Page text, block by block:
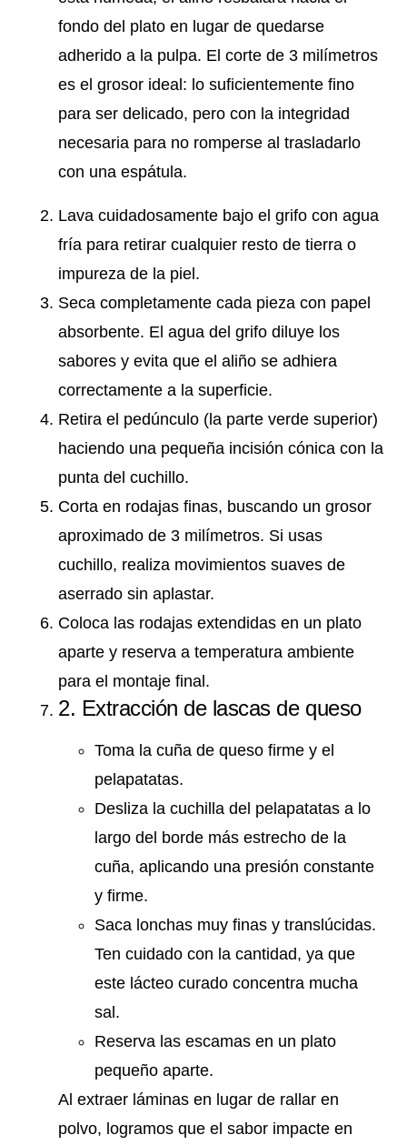
fondo del plato en lugar de quedarse
adherido a la pulpa. El corte de 3 milímetros
es el grosor ideal: lo suficientemente fino
para ser delicado, pero con la integridad
necesaria para no romperse al trasladarlo
con una espátula.
Lava cuidadosamente bajo el grifo con agua
fría para retirar cualquier resto de tierra o
impureza de la piel.
Seca completamente cada pieza con papel
absorbente. El agua del grifo diluye los
sabores y evita que el aliño se adhiera
correctamente a la superficie.
Retira el pedúnculo (la parte verde superior)
haciendo una pequeña incisión cónica con la
punta del cuchillo.
Corta en rodajas finas, buscando un grosor
aproximado de 3 milímetros. Si usas
cuchillo, realiza movimientos suaves de
aserrado sin aplastar.
Coloca las rodajas extendidas en un plato
aparte y reserva a temperatura ambiente
para el montaje final.
2. Extracción de lascas de queso
Toma la cuña de queso firme y el
pelapatatas.
Desliza la cuchilla del pelapatatas a lo
largo del borde más estrecho de la
cuña, aplicando una presión constante
y firme.
Saca lonchas muy finas y translúcidas.
Ten cuidado con la cantidad, ya que
este lácteo curado concentra mucha
sal.
Reserva las escamas en un plato
pequeño aparte.
Al extraer láminas en lugar de rallar en
polvo, logramos que el sabor impacte en